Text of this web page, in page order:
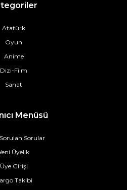
Atatürk
Oyun
Anime
Dizi-Film
Sanat
Menüsü
Sorulan Sorular
Üyelik
Üye Girişi
Takibi